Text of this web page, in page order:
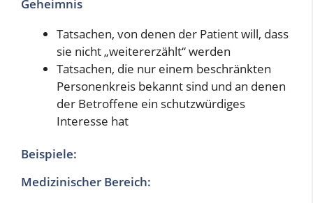
Geheimnis
Tatsachen, von denen der Patient will, dass
sie nicht „weitererzählt“ werden
Tatsachen, die nur einem beschränkten
Personenkreis bekannt sind und an denen
der Betroffene ein schutzwürdiges
Interesse hat
Beispiele:
Medizinischer Bereich: